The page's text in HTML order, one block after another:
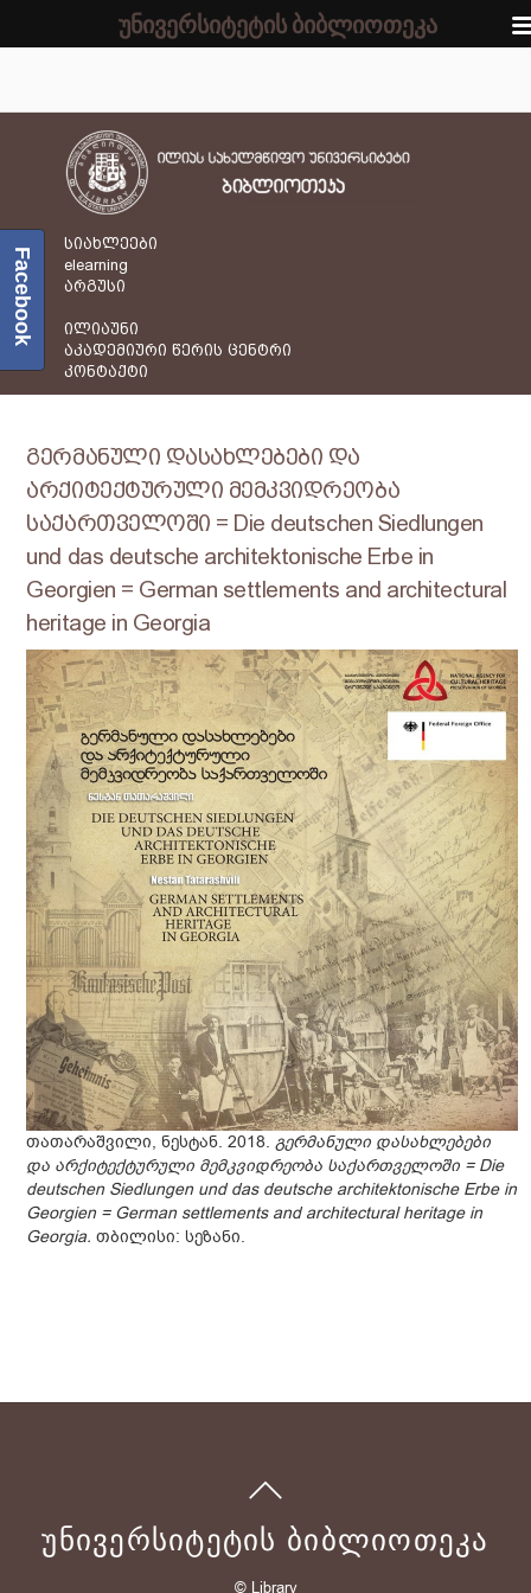
სიახლეები
elearning
არგუსი
ილიაუნი
აკადემიური წერის ცენტრი
კონტაქტი
გერმანული დასახლებები და
არქიტექტურული მემკვიდრეობა
საქართველოში = Die deutschen Siedlungen
und das deutsche architektonische Erbe in
Georgien = German settlements and architectural
heritage in Georgia
თათარაშვილი, ნესტან. 2018.გერმანული დასახლებები
და არქიტექტურული მემკვიდრეობა საქართველოში = Die
deutschen Siedlungen und das deutsche architektonische Erbe in
Georgien = German settlements and architectural heritage in
Georgia.თბილისი: სეზანი.
ᲣᲜᲘᲕᲔᲠᲡᲘᲢᲔᲢᲘᲡ ᲑᲘᲑᲚᲘᲝᲗᲔᲙᲐ
© Library
Facebook
უნივერსიტეტის ბიბლიოთეკა